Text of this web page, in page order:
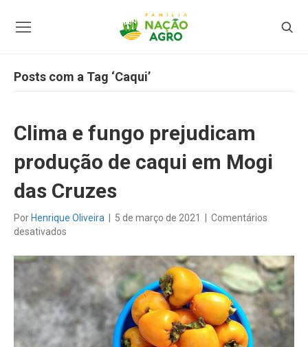
Posts com a Tag ‘Caqui’
Clima e fungo prejudicam
produção de caqui em Mogi
das Cruzes
Por Henrique Oliveira 5 de março de 2021
Comentários
desativados
e
prejudicam
produção
de
caqui
em